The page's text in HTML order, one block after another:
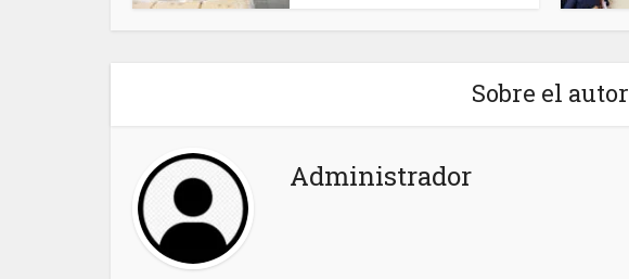
Sobre el autor
Administrador